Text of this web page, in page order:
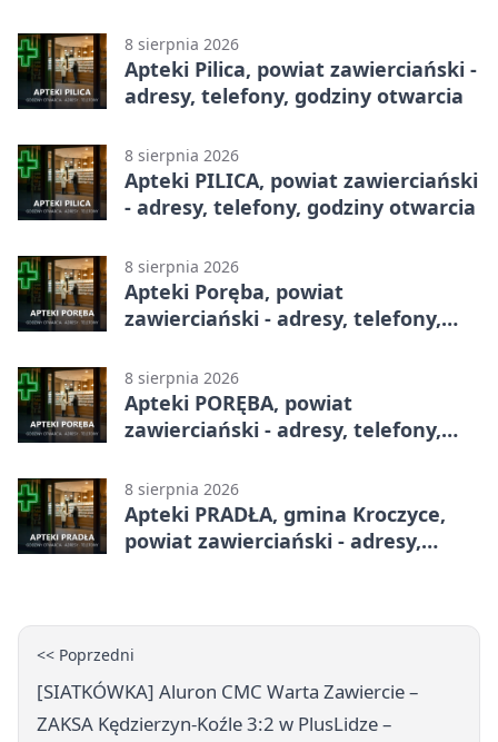
8 sierpnia 2026
Apteki Pilica, powiat zawierciański -
adresy, telefony, godziny otwarcia
8 sierpnia 2026
Apteki PILICA, powiat zawierciański
- adresy, telefony, godziny otwarcia
8 sierpnia 2026
Apteki Poręba, powiat
zawierciański - adresy, telefony,
8 sierpnia 2026
Apteki PORĘBA, powiat
zawierciański - adresy, telefony,
8 sierpnia 2026
Apteki PRADŁA, gmina Kroczyce,
powiat zawierciański - adresy,
<< Poprzedni
[SIATKÓWKA] Aluron CMC Warta Zawiercie –
ZAKSA Kędzierzyn-Koźle 3:2 w PlusLidze –